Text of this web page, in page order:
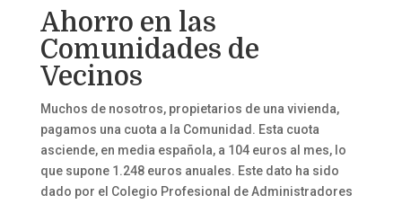
Ahorro en las
Comunidades de
Vecinos
Muchos de nosotros, propietarios de una vivienda,
pagamos una cuota a la Comunidad. Esta cuota
asciende, en media española, a 104 euros al mes, lo
que supone 1.248 euros anuales. Este dato ha sido
dado por el Colegio Profesional de Administradores